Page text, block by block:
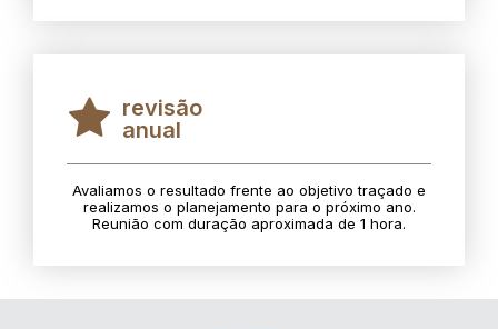
revisão
anual
Avaliamos o resultado frente ao objetivo traçado e
realizamos o planejamento para o próximo ano.
Reunião com duração aproximada de 1 hora.